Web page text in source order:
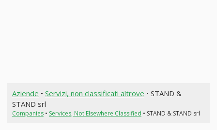
Aziende • Servizi, non classificati altrove • STAND &
STAND srl
Companies• Services, Not Elsewhere Classified • STAND & STAND srl